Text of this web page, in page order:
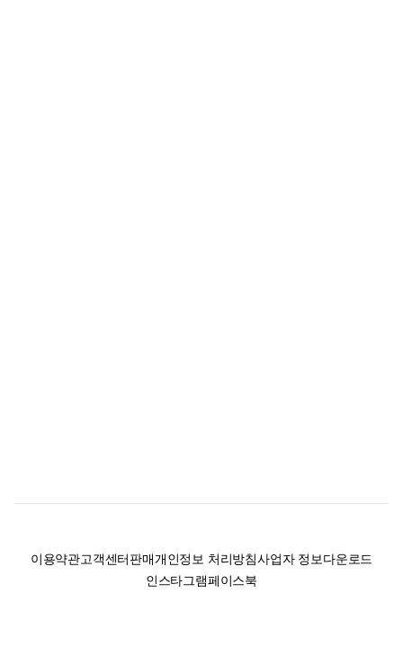
이용약관고객센터판매개인정보 처리방침사업자 정보다운로드
인스타그램페이스북